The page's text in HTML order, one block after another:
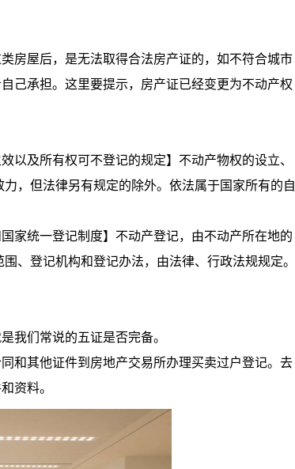
屋后，是无法取得合法房产证的，如不符合城市
己承担。这里要提示，房产证已经变更为不动产权
及所有权可不登记的规定】不动产物权的设立、
，但法律另有规定的除外。依法属于国家所有的自
统一登记制度】不动产登记，由不动产所在地的
、登记机构和登记办法，由法律、行政法规规定。
们常说的五证是否完备。
其他证件到房地产交易所办理买卖过户登记。去
资料。